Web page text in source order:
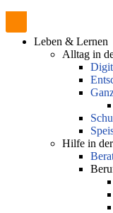
Leben & Lernen
Alltag in
Hilfe in